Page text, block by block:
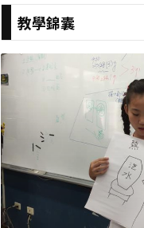
教學錦囊